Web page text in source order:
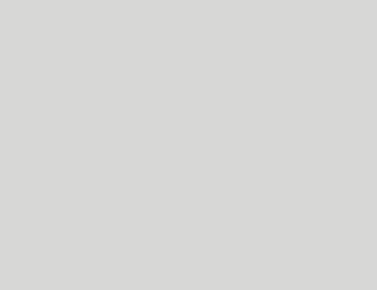
[Mo5] Deux inédits du
[GK] Le beat'em up The
[GK] Endless Legend 2 :
[LS] [PS5] Le WebKit
[GK] Oubliez Crazy Taxi,
[LS] [Switch] NSZ 5.0.0